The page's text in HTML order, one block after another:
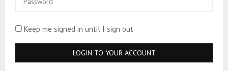
Keep me signed in until I sign out